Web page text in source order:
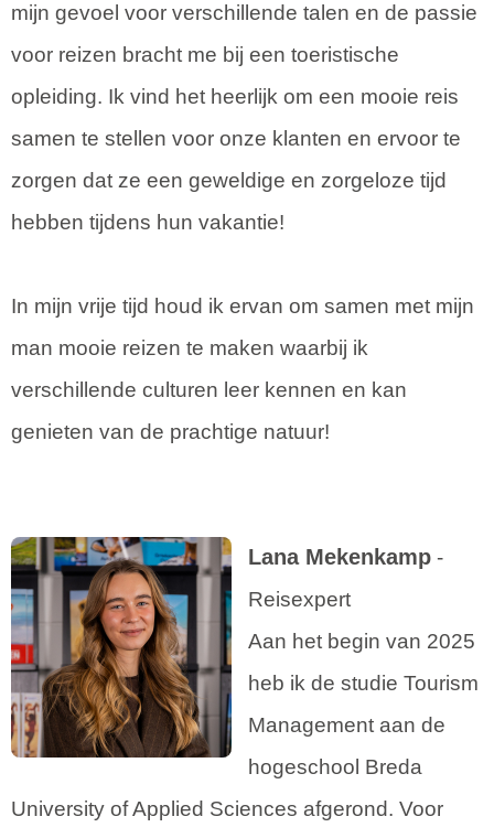
mijn gevoel voor verschillende talen en de passie
voor reizen bracht me bij een toeristische
opleiding. Ik vind het heerlijk om een mooie reis
samen te stellen voor onze klanten en ervoor te
zorgen dat ze een geweldige en zorgeloze tijd
hebben tijdens hun vakantie!
In mijn vrije tijd houd ik ervan om samen met mijn
man mooie reizen te maken waarbij ik
verschillende culturen leer kennen en kan
genieten van de prachtige natuur!
Lana Mekenkamp -
Reisexpert
Aan het begin van 2025
heb ik de studie Tourism
Management aan de
hogeschool Breda
University of Applied Sciences afgerond. Voor